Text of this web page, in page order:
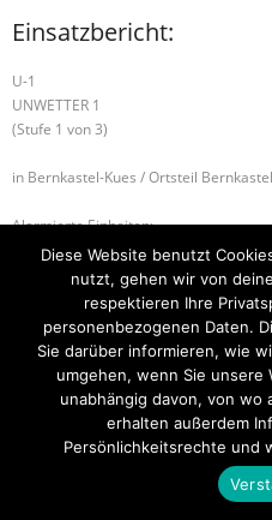
Einsatzbericht:
U-1
UNWETTER 1
(Stufe 1 von 3)
in Bernkastel-Kues / Ortsteil Bernkastel
Alarmierte Einheiten:
BeKu UE Starkregen
U-2 ÜBERFLUTETE FAHRBAHN
Startseite Einsätze
Theme byThink Up Themes
Diese Website benutzt
nutzt, gehen wir von
respektieren Ihre
personenbezogenen Daten.
Sie darüber informieren, wie
umgehen, wenn Sie unsere
unabhängig davon, von wo
erhalten außerdem
Persönlichkeitsrechte und